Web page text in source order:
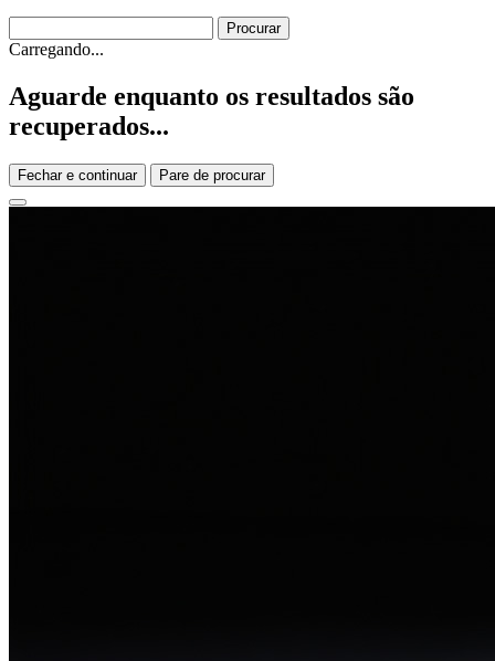
Carregando...
Aguarde enquanto os resultados são
recuperados...
Fechar e continuar Pare de procurar